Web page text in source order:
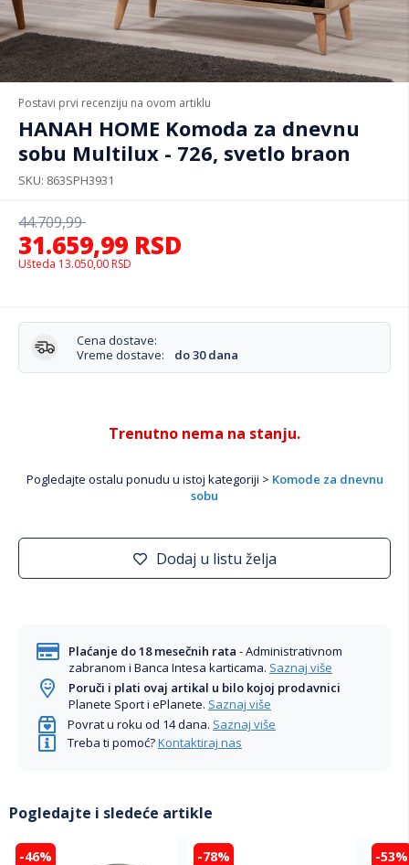
Postavi prvi recenziju na ovom artiklu
HANAH HOME Komoda za dnevnu
sobu Multilux - 726, svetlo braon
SKU 863SPH3931
31.659,99 RSD
44.709,99
Ušteda 13.050,00 RSD
Cena dostave:
Vreme dostave:
do 30 dana
Trenutno nema na stanju.
Pogledajte ostalu ponudu u istoj kategoriji > Komode za dnevnu
sobu
Dodaj u listu želja
Plaćanje do 18 mesečnih rata - Administrativnom
zabranom i Banca Intesa karticama. Saznaj više
Poruči i plati ovaj artikal u bilo kojoj prodavnici
Planete Sport i ePlanete. Saznaj više
Povrat u roku od 14 dana. Saznaj više
Treba ti pomoć?Kontaktiraj nas
Pogledajte i sledeće artikle
-46% -78% -53%